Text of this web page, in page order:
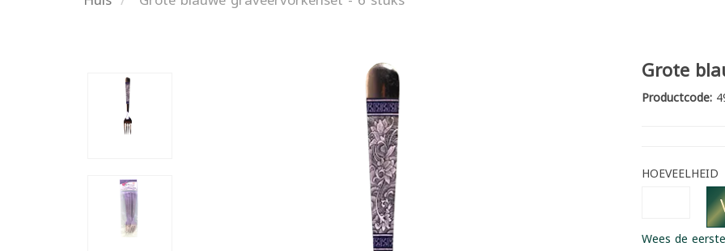
Grote
Productcode:
HOEVEELHEID
Wees de